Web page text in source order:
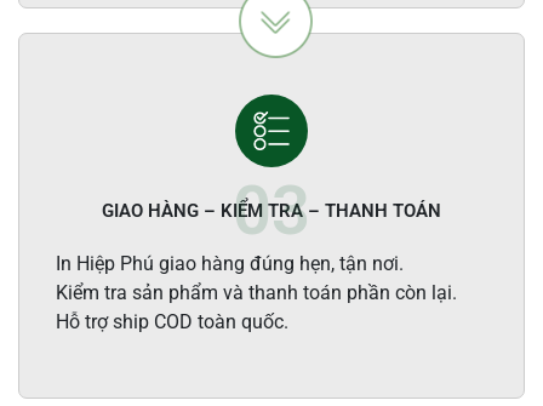
GIAO HÀNG – KIỂM TRA – THANH TOÁN
In Hiệp Phú giao hàng đúng hẹn, tận nơi.
Kiểm tra sản phẩm và thanh toán phần còn lại.
Hỗ trợ ship COD toàn quốc.